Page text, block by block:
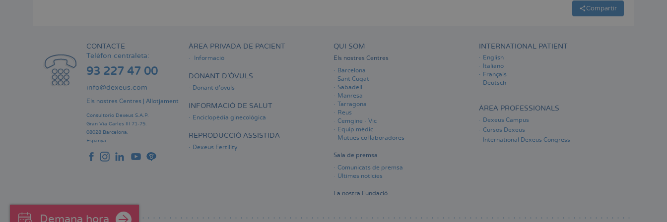
Demana hora
Compartir
CONTACTE
Telèfon centraleta:
93 227 47 00
info@dexeus.com
Els nostres Centres | Allotjament
Consultorio Dexeus S.A.P.
Gran Via Carles III 71-75.
08028 Barcelona.
Espanya
ÀREA PRIVADA DE PACIENT
Informació
DONANT D'ÒVULS
Donant d'òvuls
INFORMACIÓ DE SALUT
Enciclopèdia ginecològica
REPRODUCCIÓ ASSISTIDA
Dexeus Fertility
QUI SOM
Els nostres Centres
Barcelona
Sant Cugat
Sabadell
Manresa
Tarragona
Reus
Cemgine - Vic
Equip mèdic
Mútues col·laboradores
Sala de premsa
Comunicats de premsa
Últimes notícies
La nostra Fundació
INTERNATIONAL PATIENT
English
Italiano
Français
Deutsch
ÀREA PROFESSIONALS
Dexeus Campus
Cursos Dexeus
International Dexeus Congress